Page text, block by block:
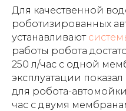
Для качественной
роботизированных
устанавливают
работы робота
250 л/час с одной
эксплуатации
для робота-
час с двумя